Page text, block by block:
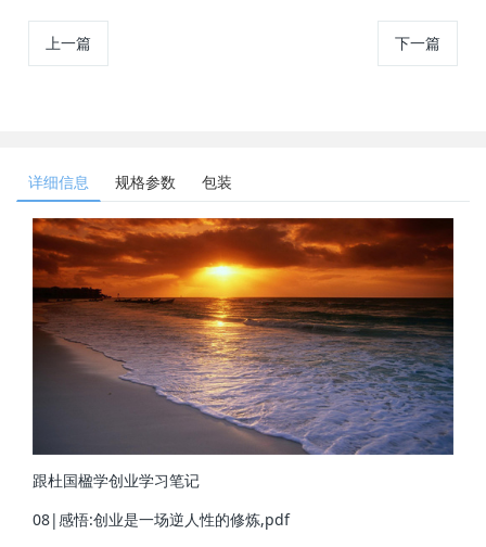
上一篇 下一篇
详细信息 规格参数 包装
跟杜国楹学创业学习笔记
08|感悟:创业是一场逆人性的修炼,pdf